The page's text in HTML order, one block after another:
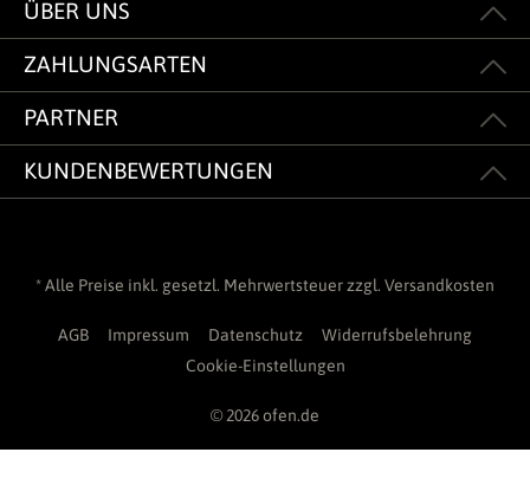
ÜBER UNS
ZAHLUNGSARTEN
PARTNER
KUNDENBEWERTUNGEN
* Alle Preise inkl. gesetzl. Mehrwertsteuer zzgl. Versandkosten
AGB Impressum Datenschutz
Widerrufsbelehrung
Cookie-Einstellungen
© 2026 ofen.de